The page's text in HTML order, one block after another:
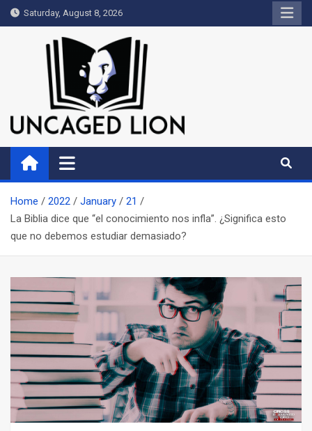
Skip
to
Saturday, August 8, 2026
Uncaged Lion
Kingdom over Culture
Home 2022 January
21
La Biblia dice que “el conocimiento nos infla”. ¿Significa esto
que no debemos estudiar demasiado?